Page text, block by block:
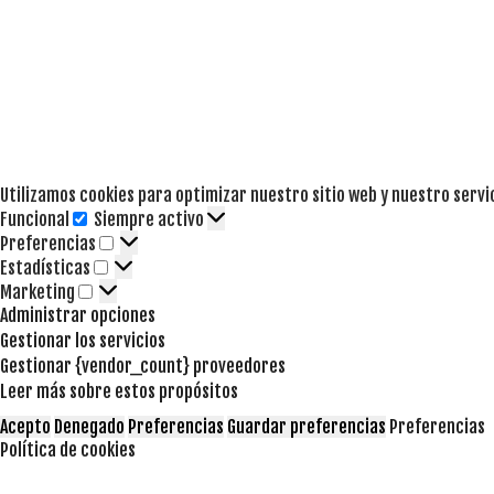
Utilizamos cookies para optimizar nuestro sitio web y nuestro
Funcional
Funcional
Siempre activo
Preferencias
Preferencias
Estadísticas Estadísticas
Marketing Marketing
Administrar opciones
Gestionar los servicios
Gestionar {vendor_count} proveedores
Leer más sobre estos propósitos
Acepto Denegado Preferencias Guardar preferencias Preferencias
Política de cookies